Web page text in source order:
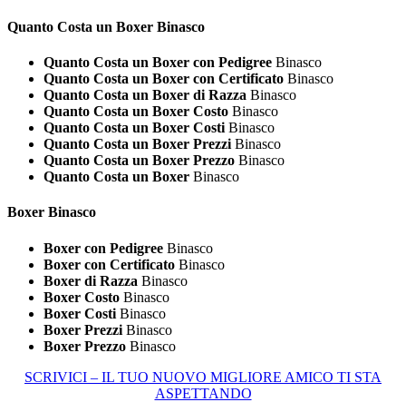
Quanto Costa un Boxer Binasco
Quanto Costa un Boxer con Pedigree Binasco
Quanto Costa un Boxer con Certificato Binasco
Quanto Costa un Boxer di Razza Binasco
Quanto Costa un Boxer Costo Binasco
Quanto Costa un Boxer Costi Binasco
Quanto Costa un Boxer Prezzi Binasco
Quanto Costa un Boxer Prezzo Binasco
Quanto Costa un Boxer Binasco
Boxer Binasco
Boxer con Pedigree Binasco
Boxer con Certificato Binasco
Boxer di Razza Binasco
Boxer Costo Binasco
Boxer Costi Binasco
Boxer Prezzi Binasco
Boxer Prezzo Binasco
SCRIVICI – IL TUO NUOVO MIGLIORE AMICO TI STA
ASPETTANDO